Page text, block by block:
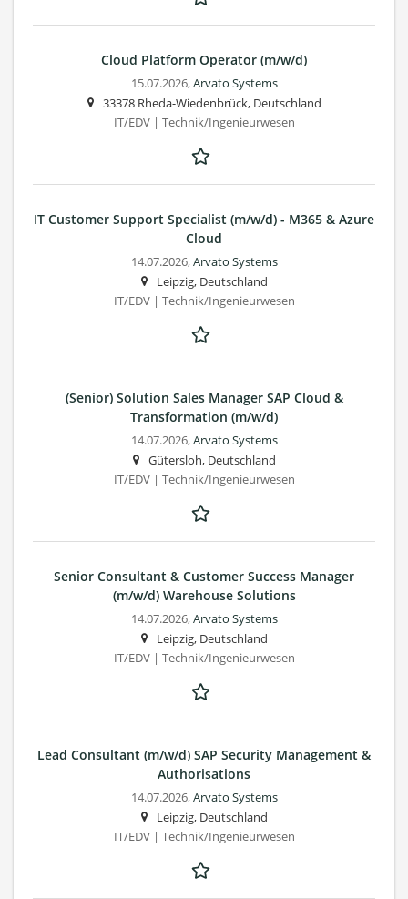
Cloud Platform Operator (m/w/d)
15.07.2026,Arvato Systems
33378 Rheda-Wiedenbrück, Deutschland
IT/EDV | Technik/Ingenieurwesen
IT Customer Support Specialist (m/w/d) - M365 & Azure
Cloud
14.07.2026,Arvato Systems
Leipzig, Deutschland
IT/EDV | Technik/Ingenieurwesen
(Senior) Solution Sales Manager SAP Cloud &
Transformation (m/w/d)
14.07.2026,Arvato Systems
Gütersloh, Deutschland
IT/EDV | Technik/Ingenieurwesen
Senior Consultant & Customer Success Manager
(m/w/d) Warehouse Solutions
14.07.2026,Arvato Systems
Leipzig, Deutschland
IT/EDV | Technik/Ingenieurwesen
Lead Consultant (m/w/d) SAP Security Management &
Authorisations
14.07.2026,Arvato Systems
Leipzig, Deutschland
IT/EDV | Technik/Ingenieurwesen